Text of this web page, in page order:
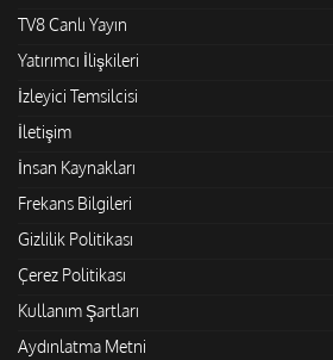
TV8 Canlı Yayın
Yatırımcı İlişkileri
İzleyici Temsilcisi
İletişim
İnsan Kaynakları
Frekans Bilgileri
Gizlilik Politikası
Çerez Politikası
Kullanım Şartları
Aydınlatma Metni